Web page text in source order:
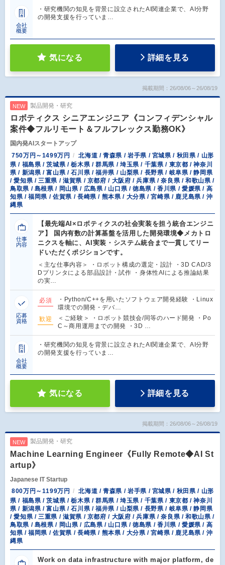
会社
概要
・研究機関の知見を背景に設立されたAI関連企業で、AI分野
の開発支援を行っていま…
気になる 詳細を見る
掲載期間：26/08/06～26/08/19
NEW 製品開発・研究
ロボティクス シニアエンジニア《コンフィデンシャル
案件◆フルリモート＆フルフレックス勤務OK》
国内発AIスタートアップ
750万円～1499万円
北海道 / 青森県 / 岩手県 / 宮城県 / 秋田県 / 山形
県 / 福島県 / 茨城県 / 栃木県 / 群馬県 / 埼玉県 / 千葉県 / 東京都 / 神奈川
県 / 新潟県 / 富山県 / 石川県 / 福井県 / 山梨県 / 長野県 / 岐阜県 / 静岡県
/ 愛知県 / 三重県 / 滋賀県 / 京都府 / 大阪府 / 兵庫県 / 奈良県 / 和歌山県 /
鳥取県 / 島根県 / 岡山県 / 広島県 / 山口県 / 徳島県 / 香川県 / 愛媛県 / 高
知県 / 福岡県 / 佐賀県 / 長崎県 / 熊本県 / 大分県 / 宮崎県 / 鹿児島県 / 沖
縄県
仕事
内容
【最先端AI×ロボティクスの社会実装を担う統合エンジニ
ア】 国内有数の計算基盤を活用した開発環境◆メカトロ
ニクスを軸に、AI実装・システム統合まで一貫してリー
ドいただくポジションです。
＜主な仕事内容＞ ・ロボット構成の選定・設計 ・3D CAD/3
Dプリンタによる部品設計・試作 ・身体性AIによる推論結果
の実…
応募
資格
必須
・Python/C++を用いたソフトウェア開発経験 ・Linux
環境での開発・デバ…
歓迎
＜ご経験＞ ・ロボット競技会/同等のハード開発 ・Po
C～商用運用までの開発 ・3D …
会社
概要
・研究機関の知見を背景に設立されたAI関連企業で、AI分野
の開発支援を行っていま…
気になる 詳細を見る
掲載期間：26/08/06～26/08/19
NEW 製品開発・研究
Machine Learning Engineer《Fully Remote◆AI St
artup》
Japanese IT Startup
800万円～1199万円
北海道 / 青森県 / 岩手県 / 宮城県 / 秋田県 / 山形
県 / 福島県 / 茨城県 / 栃木県 / 群馬県 / 埼玉県 / 千葉県 / 東京都 / 神奈川
県 / 新潟県 / 富山県 / 石川県 / 福井県 / 山梨県 / 長野県 / 岐阜県 / 静岡県
/ 愛知県 / 三重県 / 滋賀県 / 京都府 / 大阪府 / 兵庫県 / 奈良県 / 和歌山県 /
鳥取県 / 島根県 / 岡山県 / 広島県 / 山口県 / 徳島県 / 香川県 / 愛媛県 / 高
知県 / 福岡県 / 佐賀県 / 長崎県 / 熊本県 / 大分県 / 宮崎県 / 鹿児島県 / 沖
縄県
Work on data infrastructure with major platform, de